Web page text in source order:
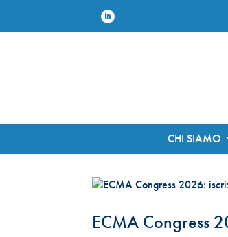
CHI SIAMO
ECMA Congress